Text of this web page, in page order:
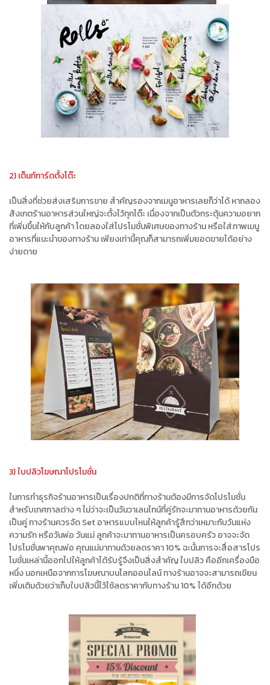
2) เต็นท์การ์ดตั้งโต๊ะ
เป็นสิ่งที่ช่วยส่งเสริมการขาย สำคัญรองจากเมนูอาหารเลยก็ว่าได้ หากลอง
สังเกตร้านอาหารส่วนใหญ่จะตั้งไว้ทุกโต๊ะ เนื่องจากเป็นตัวกระตุ้นความอยาก
ที่เพิ่มขึ้นให้กับลูกค้า โดยลองใส่โปรโมชั่นพิเศษของทางร้าน หรือใส่ภาพเมนู
อาหารที่แนะนำของทางร้าน เพียงเท่านี้คุณก็สามารถเพิ่มยอดขายได้อย่าง
ง่ายดาย
3) ใบปลิวโฆษณาโปรโมชั่น
ในการทำธุรกิจร้านอาหารเป็นเรื่องปกติที่ทางร้านต้องมีการจัดโปรโมชั่น
สำหรับเทศกาลต่าง ๆ ไม่ว่าจะเป็นวันวาเลนไทน์ที่คู่รักจะมาทานอาหารด้วยกัน
เป็นคู่ ทางร้านควรจัด Set อาหารแบบไหนให้ลูกค้ารู้สึกว่าเหมาะกับวันแห่ง
ความรัก หรือวันพ่อ วันแม่ ลูกค้าจะมาทานอาหารเป็นครอบครัว อาจจะจัด
โปรโมชั่นพาคุณพ่อ คุณแม่มาทานด้วยลดราคา 10% ฉะนั้นการจะสื่อสารโปร
โมชั่นเหล่านี้ออกไปให้ลูกค้าได้รับรู้จึงเป็นสิ่งสำคัญ ใบปลิว คืออีกเครื่องมือ
หนึ่ง นอกเหนือจากการโฆษณาบนโลกออนไลน์ ทางร้านอาจจะสามารถเขียน
เพิ่มเติมด้วยว่าเก็บใบปลิวนี้ไว้ใช้ลดราคากับทางร้าน 10% ได้อีกด้วย